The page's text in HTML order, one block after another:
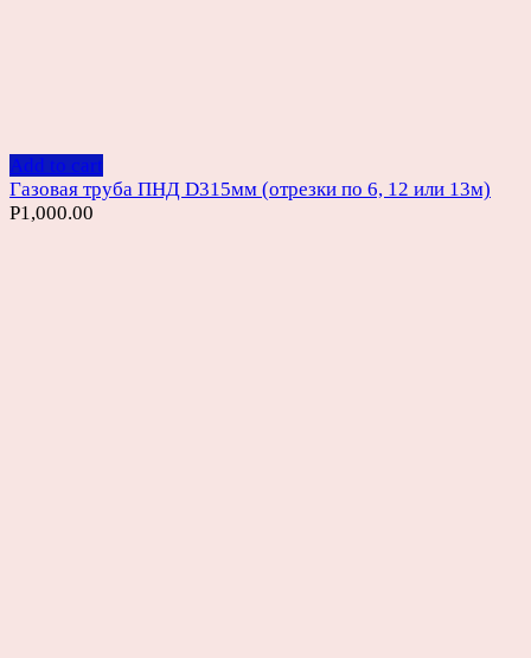
Add to cart
Газовая труба ПНД D315мм (отрезки по 6, 12 или 13м)
Р1,000.00